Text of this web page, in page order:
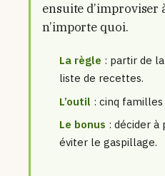
ensuite d’improviser
n’importe quoi.
La règle : partir de
liste de recettes.
L’outil : cinq
Le bonus : décider à
éviter le gaspillage.